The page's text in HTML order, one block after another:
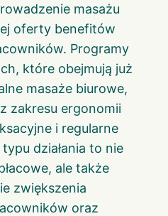
masażu
oferty benefitów
Programy
które obejmują już
masaże biurowe,
zakresu ergonomii
i regularne
działania to nie
ale także
zwiększenia
oraz